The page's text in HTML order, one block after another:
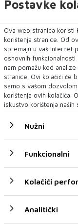
Postavke
Ova web stranica koristi
korištenja stranice. Od
spremaju u vaš Internet
osnovnih
nam pomažu kod
stranice. Ovi kolačići će
samo s vašom
korištenja ovih kolačića.
iskustvo korištenja naših
Nužni
Funkcionalni
Kolačići
Analitički